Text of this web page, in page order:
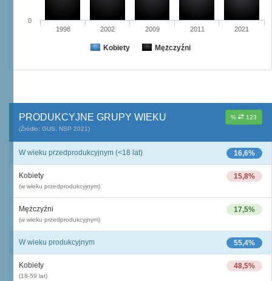
Kobiety Mężczyźni
1998 2002 2009 2011 2021
0
% 123
PRODUKCYJNE GRUPY WIEKU
(Źródło: GUS, NSP 2021)
16,6%
W wieku przedprodukcyjnym (<18 lat)
15,8%
Kobiety
(w wieku przedprodukcyjnym)
17,5%
Mężczyźni
(w wieku przedprodukcyjnym)
55,4%
W wieku produkcyjnym
48,5%
Kobiety
(18-59 lat)